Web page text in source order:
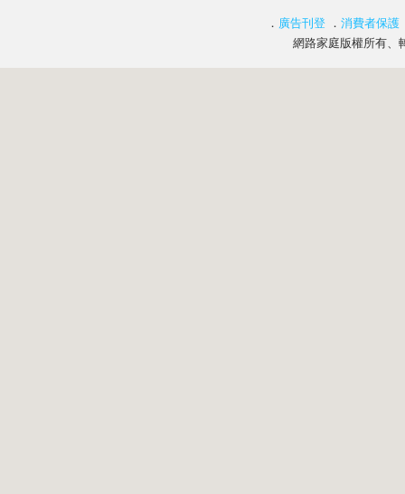
． 廣告刊登 ． 消費者保護
網路家庭版權所有、